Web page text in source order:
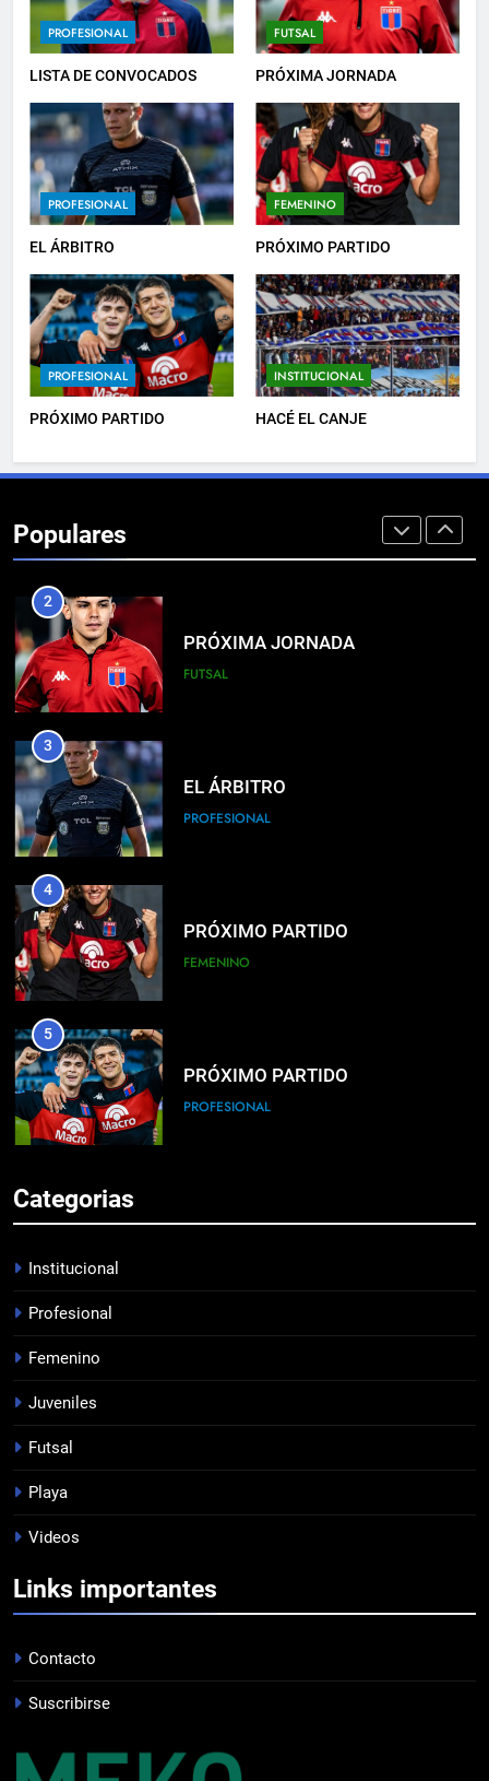
PROFESIONAL
LISTA DE CONVOCADOS
FUTSAL
PRÓXIMA JORNADA
PROFESIONAL
EL ÁRBITRO
FEMENINO
PRÓXIMO PARTIDO
PROFESIONAL
PRÓXIMO PARTIDO
INSTITUCIONAL
HACÉ EL CANJE
Populares
6
HACÉ EL CANJE
7
EMPATE EN CASA
PROFESIONAL
8
DERROTA DE LOCAL
FUTSAL
2
PRÓXIMA JORNADA
FUTSAL
3
EL ÁRBITRO
PROFESIONAL
4
PRÓXIMO PARTIDO
FEMENINO
5
PRÓXIMO PARTIDO
PROFESIONAL
HACÉ EL CANJE
7
8
1
PROFESIONAL
Categorias
Institucional
Profesional
Femenino
Juveniles
Futsal
Playa
Videos
Links importantes
Contacto
Suscribirse